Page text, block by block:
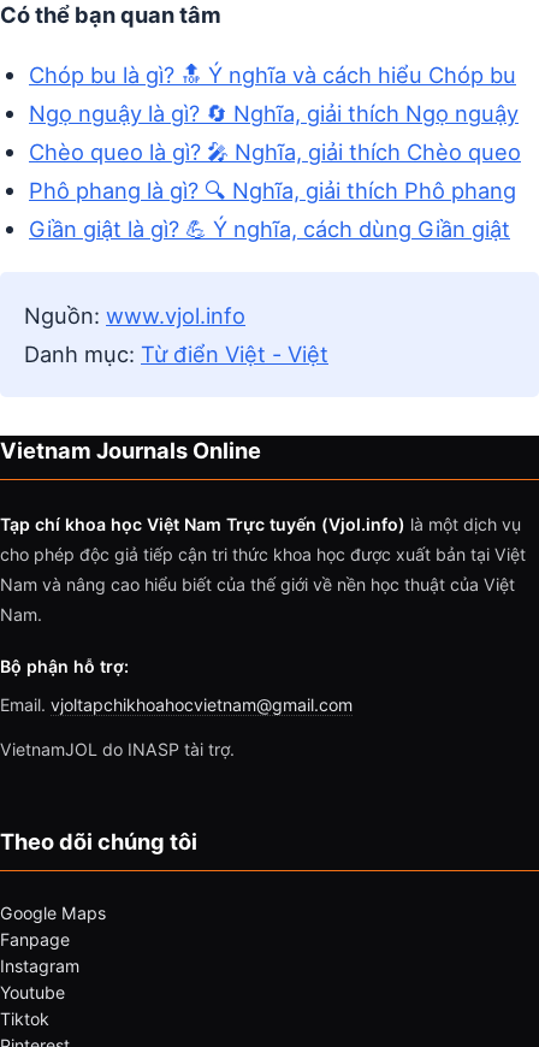
Có thể bạn quan tâm
Chóp bu là gì? 🔝 Ý nghĩa và cách hiểu Chóp bu
Ngọ nguậy là gì? 🔄 Nghĩa, giải thích Ngọ nguậy
Chèo queo là gì? 🎤 Nghĩa, giải thích Chèo queo
Phô phang là gì? 🔍 Nghĩa, giải thích Phô phang
Giần giật là gì? 💪 Ý nghĩa, cách dùng Giần giật
Nguồn: www.vjol.info
Danh mục: Từ điển Việt - Việt
Vietnam Journals Online
Tạp chí khoa học Việt Nam Trực tuyến (Vjol.info) là một dịch vụ
cho phép độc giả tiếp cận tri thức khoa học được xuất bản tại Việt
Nam và nâng cao hiểu biết của thế giới về nền học thuật của Việt
Nam.
Bộ phận hỗ trợ:
Email. vjoltapchikhoahocvietnam@gmail.com
VietnamJOL do INASP tài trợ.
Theo dõi chúng tôi
Google Maps
Fanpage
Instagram
Youtube
Tiktok